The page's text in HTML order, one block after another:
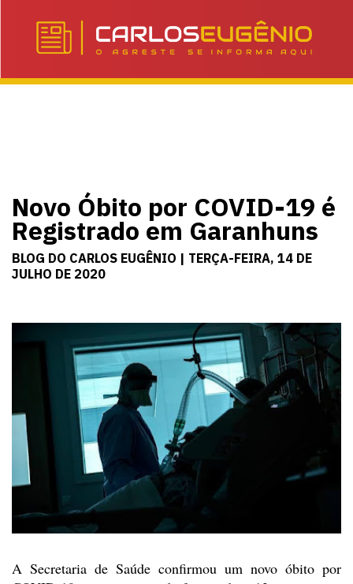
Novo Óbito por COVID-19 é
Registrado em Garanhuns
BLOG DO CARLOS EUGÊNIO | TERÇA-FEIRA, 14 DE
JULHO DE 2020
A Secretaria de Saúde confirmou um novo óbito por